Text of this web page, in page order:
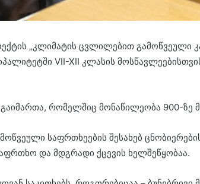
„კლიმატის ცვლილებით გამოწვეული
VII-XII კლასის
რომელშიც მონაწილეობა 900-ზე
საფრთხეების შესახებ
და მდგრადი ქცევის ხელშეწყობაა.